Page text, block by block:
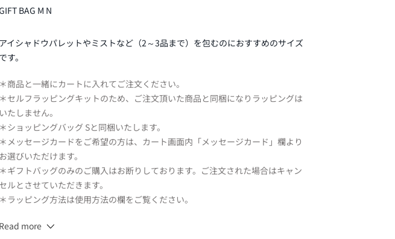
BAG M N
アイシャドウパレットやミストなど（2～3品まで）を包むのにおすすめのサイズ
です。
＊商品と一緒にカートに入れてご注文ください。
＊セルフラッピングキットのため、ご注文頂いた商品と同梱になりラッピングは
いたしません。
＊ショッピングバッグ Sと同梱いたします。
＊メッセージカードをご希望の方は、カート画面内「メッセージカード」欄より
お選びいただけます。
＊ギフトバッグのみのご購入はお断りしております。ご注文された場合はキャン
セルとさせていただきます。
＊ラッピング方法は使用方法の欄をご覧ください。
Read more